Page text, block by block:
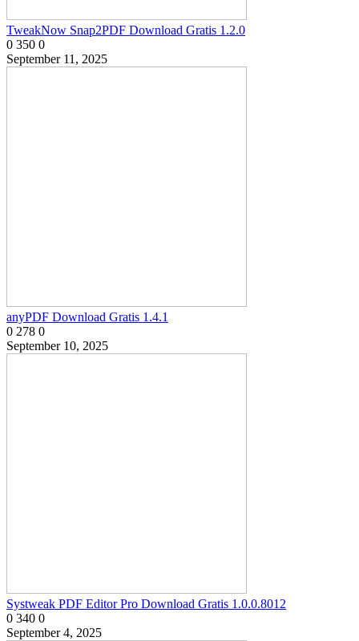
TweakNow Snap2PDF Download Gratis 1.2.0
0 350 0
September 11, 2025
anyPDF Download Gratis 1.4.1
0 278 0
September 10, 2025
Systweak PDF Editor Pro Download Gratis 1.0.0.8012
0 340 0
September 4, 2025